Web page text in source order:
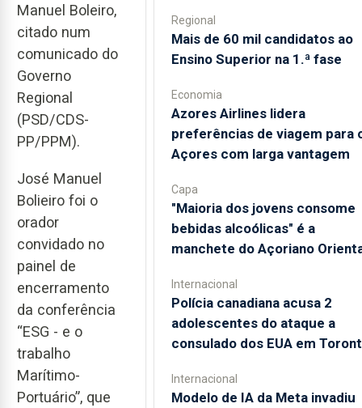
Manuel Boleiro,
citado num
comunicado do
Governo
Regional
(PSD/CDS-
PP/PPM).
José Manuel
Bolieiro foi o
orador
convidado no
painel de
encerramento
da conferência
“ESG - e o
trabalho
Marítimo-
Portuário”, que
Regional
Mais de 60 mil candidatos ao
Ensino Superior na 1.ª fase
Economia
Azores Airlines lidera
preferências de viagem para
Açores com larga vantagem
Capa
"Maioria dos jovens consome
bebidas alcoólicas" é a
manchete do Açoriano
Internacional
Polícia canadiana acusa 2
adolescentes do ataque a
consulado dos EUA em
Internacional
Modelo de IA da Meta invadiu